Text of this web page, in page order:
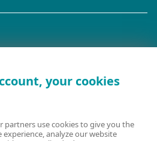
müşteri mi?
your cookies
partners use cookies to give you the
analyze our website